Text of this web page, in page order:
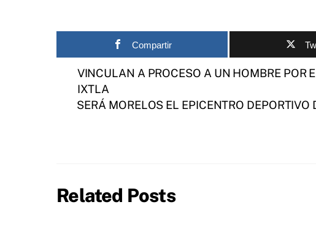
Compartir
VINCULAN A PROCESO A UN HOMBRE POR
IXTLA
SERÁ MORELOS EL EPICENTRO
Related Posts